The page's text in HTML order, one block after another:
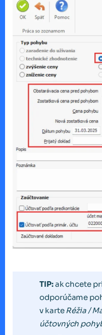
TIP:ak chcete
odporúčame
v karteRéžia /
účtovných